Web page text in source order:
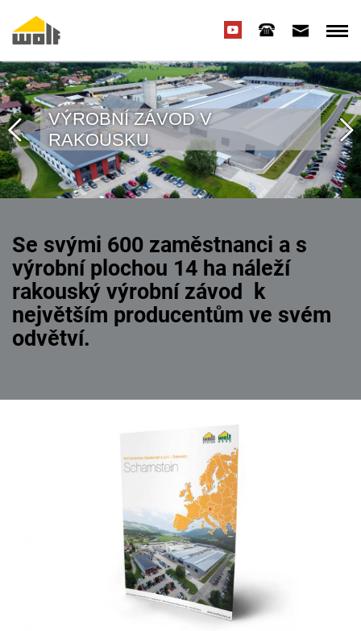
VÝROBNÍ ZÁVOD V
RAKOUSKU
Se svými 600 zaměstnanci a s
výrobní plochou 14 ha náleží
rakouský výrobní závod k
největším producentům ve svém
odvětví.